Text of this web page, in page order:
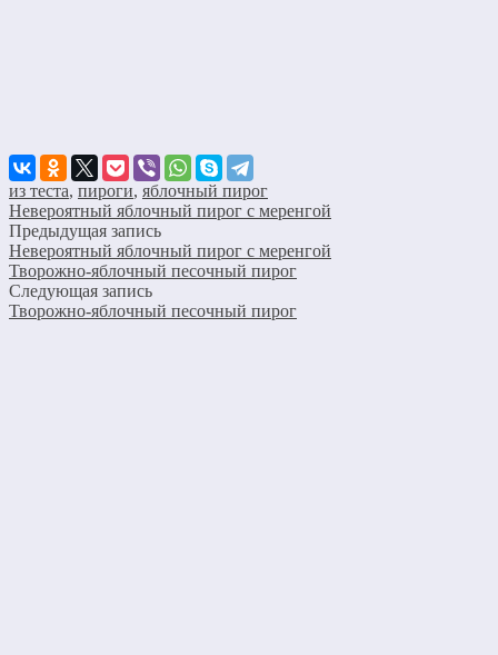
из теста, пироги, яблочный пирог
Невероятный яблочный пирог с меренгой
Предыдущая запись
Невероятный яблочный пирог с меренгой
Творожно-яблочный песочный пирог
Следующая запись
Творожно-яблочный песочный пирог